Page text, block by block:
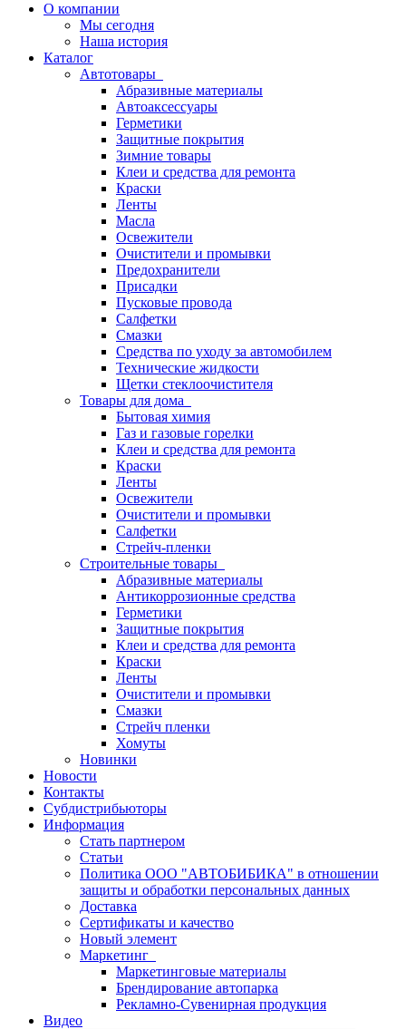
О компании
Мы сегодня
Наша история
Каталог
Автотовары
Абразивные материалы
Автоаксессуары
Герметики
Защитные покрытия
Зимние товары
Клеи и средства для ремонта
Краски
Ленты
Масла
Освежители
Очистители и промывки
Предохранители
Присадки
Пусковые провода
Салфетки
Смазки
Средства по уходу за автомобилем
Технические жидкости
Щетки стеклоочистителя
Товары для дома
Бытовая химия
Газ и газовые горелки
Клеи и средства для ремонта
Краски
Ленты
Освежители
Очистители и промывки
Салфетки
Стрейч-пленки
Строительные товары
Абразивные материалы
Антикоррозионные средства
Герметики
Защитные покрытия
Клеи и средства для ремонта
Краски
Ленты
Очистители и промывки
Смазки
Стрейч пленки
Хомуты
Новинки
Новости
Контакты
Субдистрибьюторы
Информация
Стать партнером
Статьи
Политика ООО "АВТОБИБИКА" в отношении
защиты и обработки персональных данных
Доставка
Сертификаты и качество
Новый элемент
Маркетинг
Маркетинговые материалы
Брендирование автопарка
Рекламно-Сувенирная продукция
Видео